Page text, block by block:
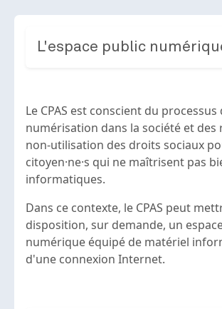
L'espace public
Le CPAS est conscient du processus
numérisation dans la société et des
non-utilisation des droits sociaux
citoyen·ne·s qui ne maîtrisent pas
informatiques.
Dans ce contexte, le CPAS peut
disposition, sur demande, un
numérique équipé de matériel
d'une connexion Internet.